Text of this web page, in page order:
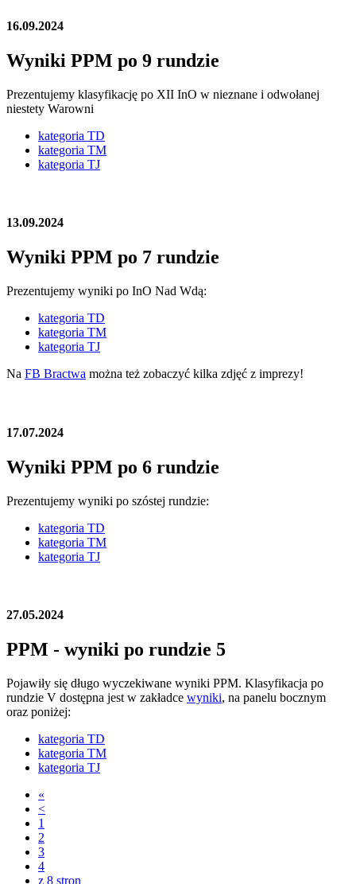
16.09.2024
Wyniki PPM po 9 rundzie
Prezentujemy klasyfikację po XII InO w nieznane i odwołanej
niestety Warowni
kategoria TD
kategoria TM
kategoria TJ
13.09.2024
Wyniki PPM po 7 rundzie
Prezentujemy wyniki po InO Nad Wdą:
kategoria TD
kategoria TM
kategoria TJ
Na FB Bractwa można też zobaczyć kilka zdjęć z imprezy!
17.07.2024
Wyniki PPM po 6 rundzie
Prezentujemy wyniki po szóstej rundzie:
kategoria TD
kategoria TM
kategoria TJ
27.05.2024
PPM - wyniki po rundzie 5
Pojawiły się długo wyczekiwane wyniki PPM. Klasyfikacja po
rundzie V dostępna jest w zakładce wyniki, na panelu bocznym
oraz poniżej:
kategoria TD
kategoria TM
kategoria TJ
«
<
1
2
3
4
z 8 stron